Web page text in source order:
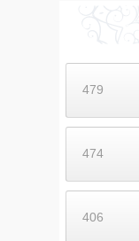
479
474
406